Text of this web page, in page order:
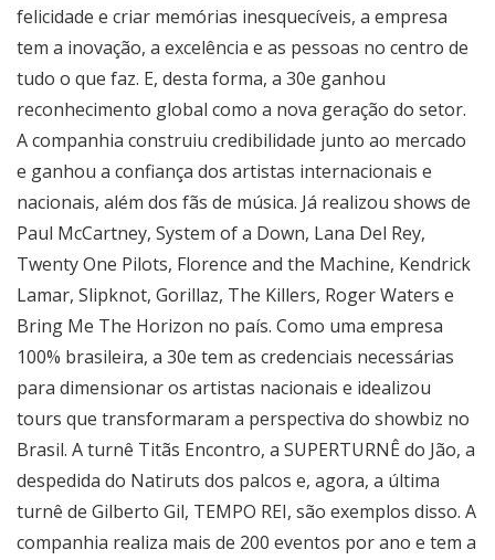
felicidade e criar memórias inesquecíveis, a empresa
tem a inovação, a excelência e as pessoas no centro de
tudo o que faz. E, desta forma, a 30e ganhou
reconhecimento global como a nova geração do setor.
A companhia construiu credibilidade junto ao mercado
e ganhou a confiança dos artistas internacionais e
nacionais, além dos fãs de música. Já realizou shows de
Paul McCartney, System of a Down, Lana Del Rey,
Twenty One Pilots, Florence and the Machine, Kendrick
Lamar, Slipknot, Gorillaz, The Killers, Roger Waters e
Bring Me The Horizon no país. Como uma empresa
100% brasileira, a 30e tem as credenciais necessárias
para dimensionar os artistas nacionais e idealizou
tours que transformaram a perspectiva do showbiz no
Brasil. A turnê Titãs Encontro, a SUPERTURNÊ do Jão, a
despedida do Natiruts dos palcos e, agora, a última
turnê de Gilberto Gil, TEMPO REI, são exemplos disso. A
companhia realiza mais de 200 eventos por ano e tem a